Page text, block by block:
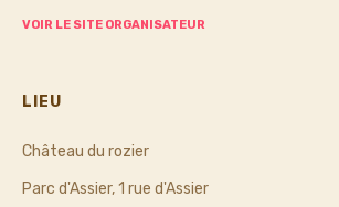
VOIR LE SITE ORGANISATEUR
LIEU
Château du rozier
Parc d'Assier, 1 rue d'Assier